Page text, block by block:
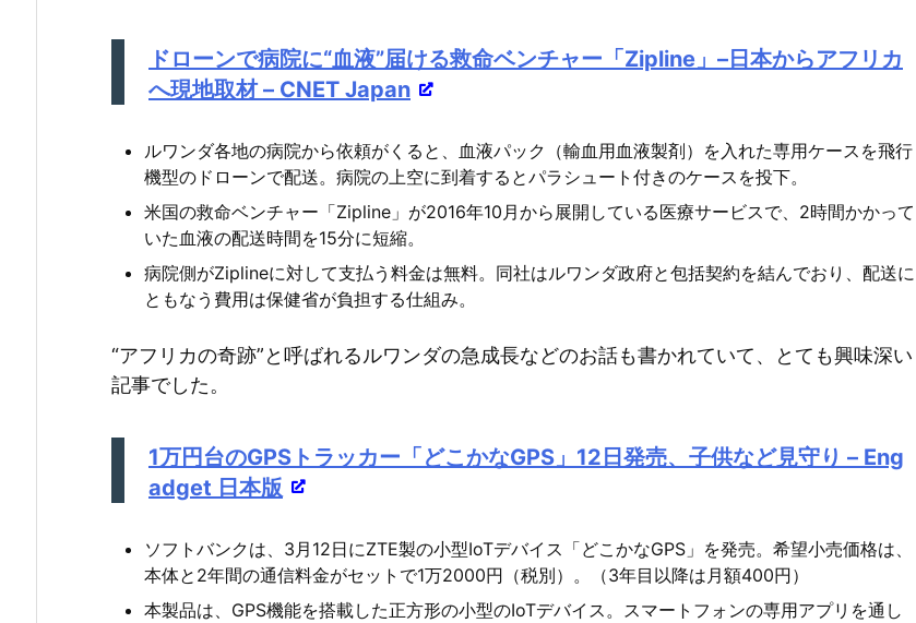
ー
っ
く
さ
ドローンで病院に“血液”届ける救命ベンチャー「Zipline」–日本からアフリカ
へ現地取材 – CNET Japan
ルワンダ各地の病院から依頼がくると、血液パック（輸血用血液製剤）を入れた専用ケースを飛行
機型のドローンで配送。病院の上空に到着するとパラシュート付きのケースを投下。
米国の救命ベンチャー「Zipline」が2016年10月から展開している医療サービスで、2時間かかって
いた血液の配送時間を15分に短縮。
病院側がZiplineに対して支払う料金は無料。同社はルワンダ政府と包括契約を結んでおり、配送に
ともなう費用は保健省が負担する仕組み。
“アフリカの奇跡”と呼ばれるルワンダの急成長などのお話も書かれていて、とても興味深い
記事でした。
1万円台のGPSトラッカー「どこかなGPS」12日発売、子供など見守り – Eng
adget 日本版
ソフトバンクは、3月12日にZTE製の小型IoTデバイス「どこかなGPS」を発売。希望小売価格は、
本体と2年間の通信料金がセットで1万2000円（税別）。（3年目以降は月額400円）
本製品は、GPS機能を搭載した正方形の小型のIoTデバイス。スマートフォンの専用アプリを通し